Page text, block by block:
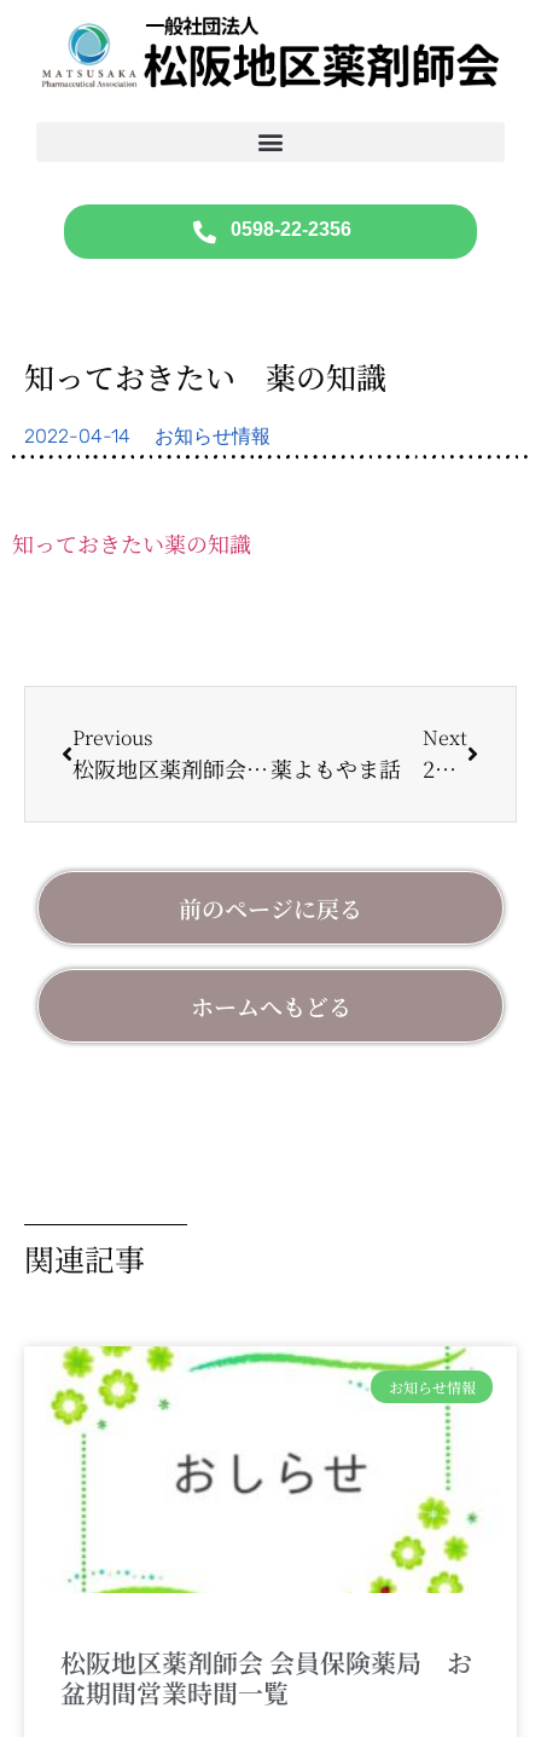
0598-22-2356
知っておきたい 薬の知識
2022-04-14 お知らせ情報
知っておきたい薬の知識
Previous
松阪地区薬剤師会の支援活動について
Next
薬よもやま話 2022年5月号 【 食後に飲む意味 考える 】
前のページに戻る
ホームへもどる
関連記事
お知らせ情報
松阪地区薬剤師会 会員保険薬局 お
盆期間営業時間一覧